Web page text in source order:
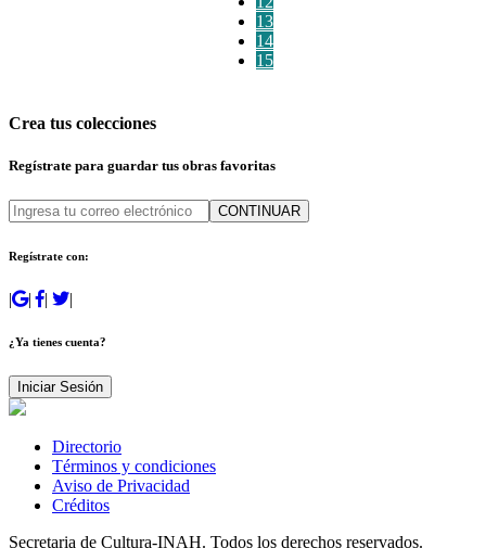
13
14
15
Crea tus colecciones
Regístrate para guardar tus obras favoritas
CONTINUAR
Regístrate con:
| | | |
¿Ya tienes cuenta?
Iniciar Sesión
Directorio
Términos y condiciones
Aviso de Privacidad
Créditos
Secretaria de Cultura-INAH. Todos los derechos reservados.